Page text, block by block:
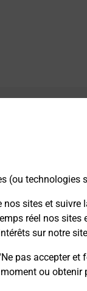
(ou technologies
sites et suivre
réel nos
sur notre
pas accepter
ou
Planches